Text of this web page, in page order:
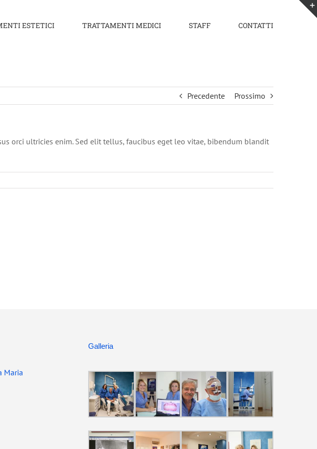
ESTETICI TRATTAMENTI MEDICI STAFF CONTATTI
Precedente Prossimo
orci ultricies enim. Sed elit tellus, faucibus eget leo vitae, bibendum blandit
Maria
Galleria